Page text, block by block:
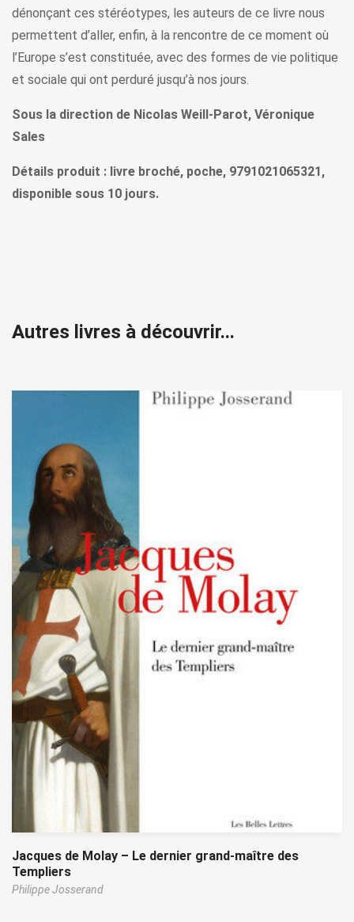
dénonçant ces stéréotypes, les auteurs de ce livre nous
permettent d’aller, enfin, à la rencontre de ce moment où
l’Europe s’est constituée, avec des formes de vie politique
et sociale qui ont perduré jusqu’à nos jours.
Sous la direction de Nicolas Weill-Parot, Véronique
Sales
Détails produit : livre broché, poche, 9791021065321,
disponible sous 10 jours.
Autres livres à découvrir...
Jacques de Molay – Le dernier grand-maître des
Templiers
Philippe Josserand